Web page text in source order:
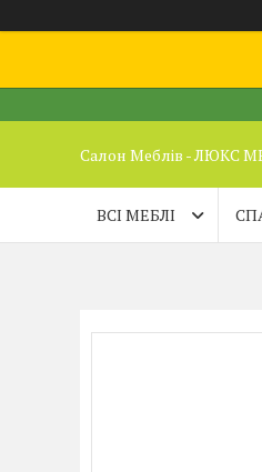
Салон Меблів - ЛЮКС
ВСІ МЕБЛІ